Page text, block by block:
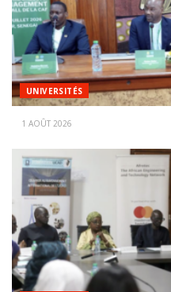
UNIVERSITÉS
1 AOÛT 2026